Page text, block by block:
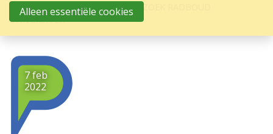
GEZOCHT DEELNEMERS ONDERZOEK RADBOUD
UNIVERSITEIT
7 feb
2022
Alleen essentiële cookies